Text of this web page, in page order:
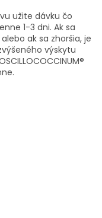
užite dávku čo
1-3 dni. Ak sa
ak sa zhoršia, je
výskytu